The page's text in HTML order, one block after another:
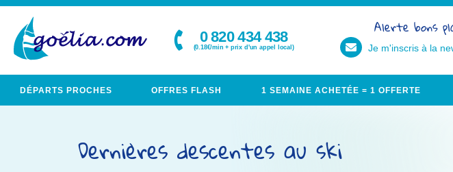
0 820 434 438
(0.18€/min + prix d'un appel local)
Alerte bons
Je m'inscris à la
DÉPARTS PROCHES OFFRES FLASH 1 SEMAINE ACHETÉE = 1 OFFERTE
Dernières descentes au ski